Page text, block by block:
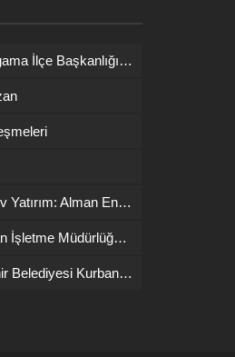
YENİ Parti Bergama İlçe Başkanlığına İsmail Durmaz görevlendirildi
Bergama’ya Dev Yatırım: Alman Enerji Devi ENERCON Fabrika Kuruyor!
Bergama Orman İşletme Müdürlüğü’nde Yangın İşbaşı Eğitimi
İzmir Büyükşehir Belediyesi Kurban Bayramı Kesim Ücretlerini Açıkladı